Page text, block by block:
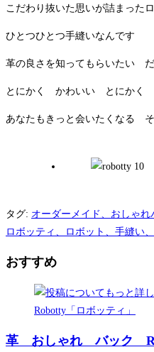
こだわり抜いた思いが詰まった
ひとつひとつ手縫いなんです
革の良さを知ってもらいたい
とにかく かわいい とにかく
あなたもきっと会いたくなる
タグ: オーダーメイド、おしゃれ
ロボッティ、ロボット、手縫い
おすすめ
革 おしゃれ バック